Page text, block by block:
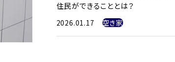
住民ができることとは？
2026.01.17 空き家